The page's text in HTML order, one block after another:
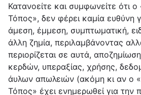
Κατανοείτε και συμφωνείτε ότι ο
Τόπος», δεν φέρει καμία ευθύνη
άμεση, έμμεση, συμπτωματική,
άλλη ζημία, περιλαμβάνοντας
περιορίζεται σε αυτά,
κερδών, υπεραξίας, χρήσης,
άυλων απωλειών (ακόμη κι αν ο
Τόπος» έχει ενημερωθεί για την